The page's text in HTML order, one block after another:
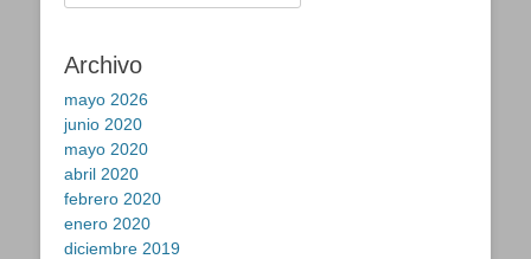
Archivo
mayo 2026
junio 2020
mayo 2020
abril 2020
febrero 2020
enero 2020
diciembre 2019